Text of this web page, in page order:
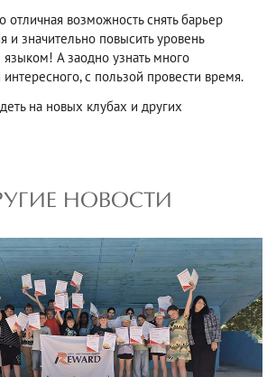
отличная возможность снять барьер
и значительно повысить уровень
А заодно узнать много
интересного, с пользой провести время.
на новых клубах и других
НОВОСТИ